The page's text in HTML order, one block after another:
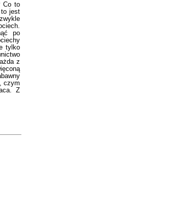
Co to
to jest
po
tylko
z
czym
Z